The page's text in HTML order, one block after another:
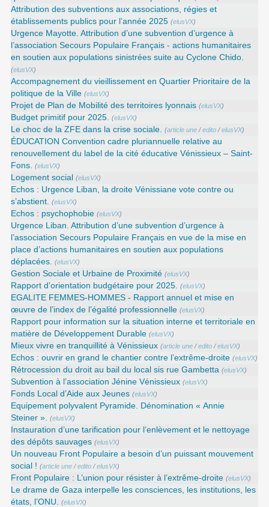
Attribution des subventions aux associations, régies et
établissements publics pour l’année 2025 (elusVX)
Urgence Mayotte. Attribution d’une subvention d’urgence à
l’association Secours Populaire Français - actions humanitaires
en soutien aux populations sinistrées suite au Cyclone Chido.
(elusVX)
Accompagnement du vieillissement en Quartier Prioritaire de la
politique de la Ville (elusVX)
Projet de Plan de Mobilité des territoires lyonnais (elusVX)
Budget primitif pour 2025. (elusVX)
Le choc de la ZFE dans la crise sociale. (article une /edito /elusVX)
ÉDUCATION Convention cadre pluriannuelle relative au
renouvellement du label de la cité éducative Vénissieux – Saint-
Fons.
(elusVX)
Logement social (elusVX)
Echos : Urgence Liban, la droite Vénissiane vote contre ou
s’abstient.
(elusVX)
Echos : psychophobie (elusVX)
Urgence Liban. Attribution d’une subvention d’urgence à
l’association Secours Populaire Français en vue de la mise en
place d’actions humanitaires en soutien aux populations
déplacées.
(elusVX)
Gestion Sociale et Urbaine de Proximité (elusVX)
Rapport d’orientation budgétaire pour 2025. (elusVX)
EGALITE FEMMES-HOMMES - Rapport annuel et mise en
œuvre de l’index de l’égalité professionnelle (elusVX)
Rapport pour information sur la situation interne et territoriale en
matière de Développement Durable (elusVX)
Mieux vivre en tranquillité à Vénissieux (article une /edito /elusVX)
Echos : ouvrir en grand le chantier contre l’extrême-droite (elusVX)
Rétrocession du droit au bail du local sis rue Gambetta (elusVX)
Subvention à l’association Jénine Vénissieux (elusVX)
Fonds Local d’Aide aux Jeunes (elusVX)
Equipement polyvalent Pyramide. Dénomination « Annie
Steiner ».
(elusVX)
Instauration d’une tarification pour l’enlèvement et le nettoyage
des dépôts sauvages (elusVX)
Un nouveau Front Populaire a besoin d’un puissant mouvement
social ! (article une /edito /elusVX)
Front Populaire : L’union pour résister à l’extrême-droite (elusVX)
Le drame de Gaza interpelle les consciences, les institutions, les
états, l’ONU.
(elusVX)